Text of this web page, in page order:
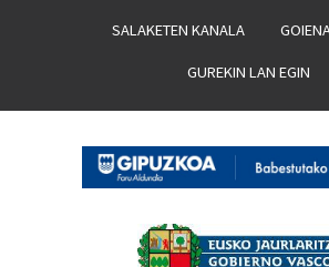
SALAKETEN KANALA
GUREKIN LAN EGIN